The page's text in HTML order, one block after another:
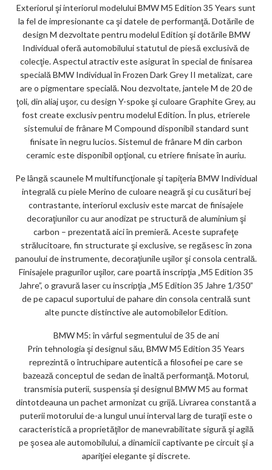
Exteriorul şi interiorul modelului BMW M5 Edition 35 Years sunt
la fel de impresionante ca şi datele de performanţă. Dotările de
design M dezvoltate pentru modelul Edition şi dotările BMW
Individual oferă automobilului statutul de piesă exclusivă de
colecţie. Aspectul atractiv este asigurat în special de finisarea
specială BMW Individual în Frozen Dark Grey II metalizat, care
are o pigmentare specială. Nou dezvoltate, jantele M de 20 de
ţoli, din aliaj uşor, cu design Y-spoke şi culoare Graphite Grey, au
fost create exclusiv pentru modelul Edition. În plus, etrierele
sistemului de frânare M Compound disponibil standard sunt
finisate în negru lucios. Sistemul de frânare M din carbon
ceramic este disponibil opţional, cu etriere finisate în auriu.
Pe lângă scaunele M multifuncţionale şi tapiţeria BMW Individual
integrală cu piele Merino de culoare neagră şi cu cusături bej
contrastante, interiorul exclusiv este marcat de finisajele
decoraţiunilor cu aur anodizat pe structură de aluminium şi
carbon – prezentată aici în premieră. Aceste suprafeţe
strălucitoare, fin structurate şi exclusive, se regăsesc în zona
panoului de instrumente, decoraţiunile uşilor şi consola centrală.
Finisajele pragurilor uşilor, care poartă inscripţia „M5 Edition 35
Jahre”, o gravură laser cu inscripţia „M5 Edition 35 Jahre 1/350”
de pe capacul suportului de pahare din consola centrală sunt
alte puncte distinctive ale automobilelor Edition.
BMW M5: în vârful segmentului de 35 de ani
Prin tehnologia şi designul său, BMW M5 Edition 35 Years
reprezintă o întruchipare autentică a filosofiei pe care se
bazează conceptul de sedan de înaltă performanţă. Motorul,
transmisia puterii, suspensia şi designul BMW M5 au format
dintotdeauna un pachet armonizat cu grijă. Livrarea constantă a
puterii motorului de-a lungul unui interval larg de turaţii este o
caracteristică a proprietăţilor de manevrabilitate sigură şi agilă
pe şosea ale automobilului, a dinamicii captivante pe circuit şi a
apariţiei elegante şi discrete.